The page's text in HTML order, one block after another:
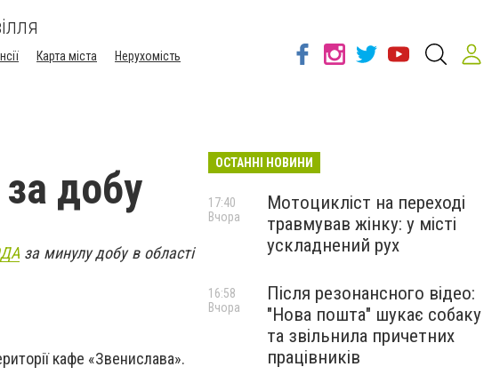
Карта міста
Нерухомість
добу
за минулу добу в області
кафе «Звенислава».
ОСТАННІ НОВИНИ
Мотоцикліст на переході
травмував жінку: у місті
ускладнений рух
17:40
Вчора
Після резонансного відео:
"Нова пошта" шукає собаку
та звільнила причетних
працівників
16:58
Вчора